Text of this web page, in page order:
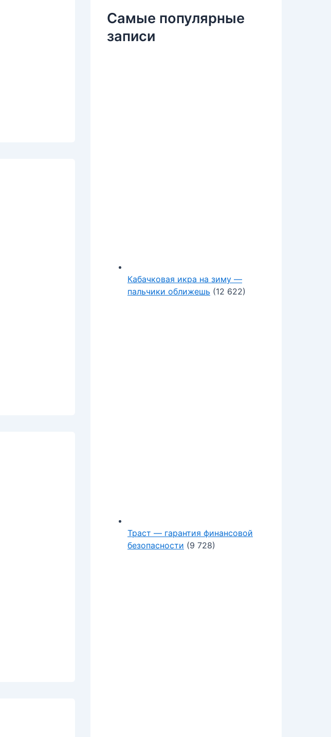
Самые популярные
записи
Кабачковая икра на зиму —
пальчики оближешь (12 622)
Траст — гарантия финансовой
безопасности (9 728)